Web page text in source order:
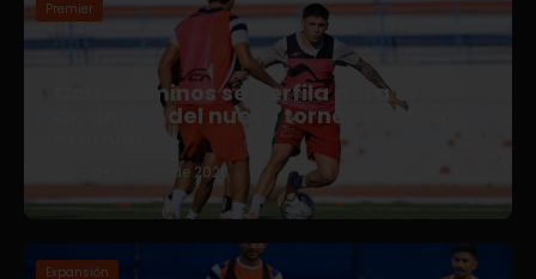
Premier
Correcaminos se perfila para el
arranque del nuevo torneo en Liga
5 de agosto de 2026
Expansión